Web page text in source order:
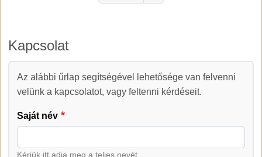
Kapcsolat
Kapcsolat
Az alábbi űrlap segítségével lehetősége van felvenni
velünk a kapcsolatot, vagy feltenni kérdéseit.
Saját név
Kérjük itt adja meg a teljes nevét.